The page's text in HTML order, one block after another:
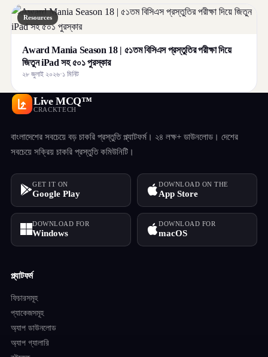
Resources
Award Mania Season 18 | ৫১তম বিসিএস প্রস্তুতির পরীক্ষা দিয়ে
জিতুন iPad সহ ৫০১ পুরস্কার
২৮ জুলাই ২০২৬·১ মিনিট
Live MCQ™
CRACKTECH
বাংলাদেশের সবচেয়ে বড় চাকরি প্রস্তুতি প্ল্যাটফর্ম। ২৪ লক্ষ+ ডাউনলোড। দেশের
সবচেয়ে সক্রিয় চাকরি প্রস্তুতি কমিউনিটি।
GET IT ON
Google Play
DOWNLOAD ON THE
App Store
DOWNLOAD FOR
Windows
DOWNLOAD FOR
macOS
প্ল্যাটফর্ম
ফিচারসমূহ
প্যাকেজসমূহ
অ্যাপ ডাউনলোড
অ্যাপ গ্যালারি